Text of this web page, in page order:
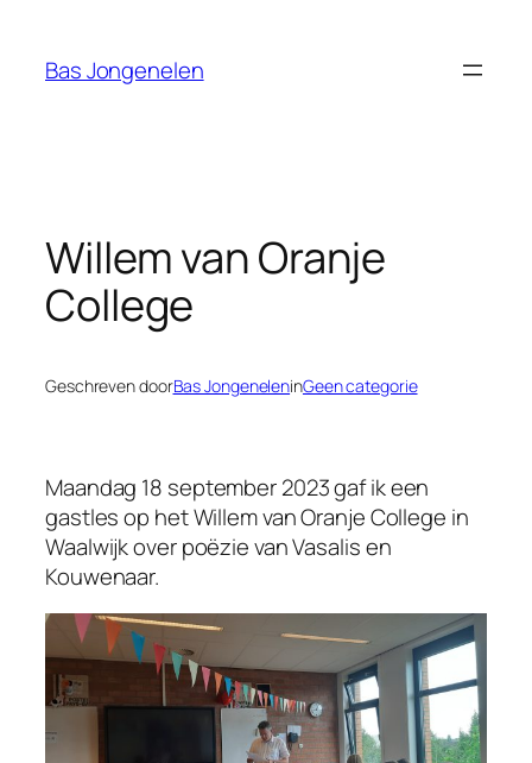
Bas Jongenelen
Willem van Oranje
College
Geschreven doorBas JongeneleninGeen categorie
Maandag 18 september 2023 gaf ik een
gastles op het Willem van Oranje College in
Waalwijk over poëzie van Vasalis en
Kouwenaar.